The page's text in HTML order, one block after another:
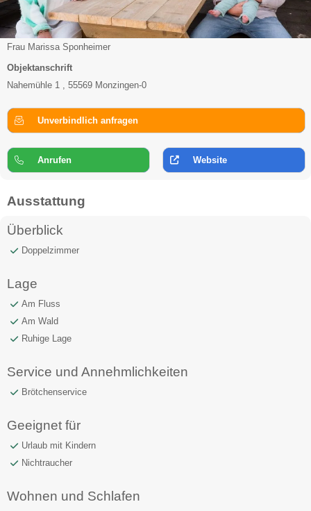
Frau Marissa Sponheimer
Objektanschrift
Nahemühle 1 , 55569 Monzingen-0
Unverbindlich anfragen
Anrufen Website
Ausstattung
Überblick
Doppelzimmer
Lage
Am Fluss
Am Wald
Ruhige Lage
Service und Annehmlichkeiten
Brötchenservice
Geeignet für
Urlaub mit Kindern
Nichtraucher
Wohnen und Schlafen